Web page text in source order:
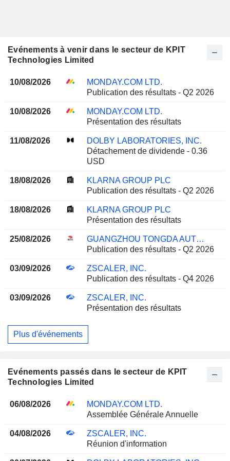
Evénements à venir dans le secteur de KPIT
Technologies Limited
10/08/2026
MONDAY.COM LTD.
Publication des résultats - Q2 2026
10/08/2026
MONDAY.COM LTD.
Présentation des résultats
11/08/2026
DOLBY LABORATORIES, INC.
Détachement de dividende - 0.36
USD
18/08/2026
KLARNA GROUP PLC
Publication des résultats - Q2 2026
18/08/2026
KLARNA GROUP PLC
Présentation des résultats
25/08/2026
GUANGZHOU TONGDA AUTO ELECTRIC CO., LTD
Publication des résultats - Q2 2026
03/09/2026
ZSCALER, INC.
Publication des résultats - Q4 2026
03/09/2026
ZSCALER, INC.
Présentation des résultats
Plus d'événements
Evénements passés dans le secteur de KPIT
Technologies Limited
06/08/2026
MONDAY.COM LTD.
Assemblée Générale Annuelle
04/08/2026
ZSCALER, INC.
Réunion d'information